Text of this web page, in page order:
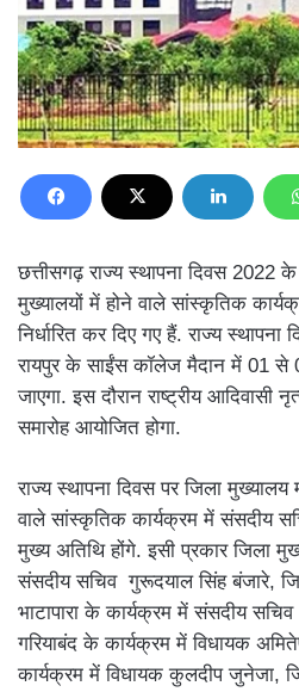
छत्तीसगढ़ राज्य स्थापना दिवस 2022
मुख्यालयों में होने वाले सांस्कृतिक
निर्धारित कर दिए गए हैं. राज्य स्थापना
रायपुर के साईंस कॉलेज मैदान में 01 से
जाएगा. इस दौरान राष्ट्रीय
समारोह आयोजित होगा.
राज्य स्थापना दिवस पर जिला
वाले सांस्कृतिक कार्यक्रम में संसदीय
मुख्य अतिथि होंगे. इसी प्रकार जिला
संसदीय सचिव गुरूदयाल सिंह बंजारे,
भाटापारा के कार्यक्रम में संसदीय
गरियाबंद के कार्यक्रम में विधायक
कार्यक्रम में विधायक कुलदीप जुनेजा,